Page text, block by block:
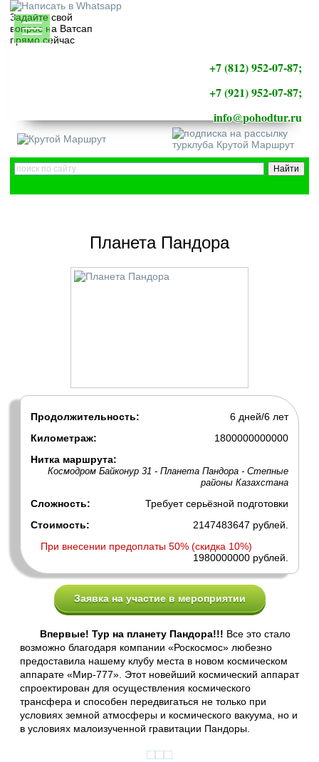
Задайте свой
вопрос на Ватсап
прямо сейчас
+7 (812) 952-07-87;
+7 (921) 952-07-87;
info@pohodtur.ru
Планета Пандора
Продолжительность:
6 дней/6 лет
Километраж:
1800000000000
Нитка маршрута:
Космодром Байконур 31 - Планета Пандора - Степные
районы Казахстана
Сложность:
Требует серьёзной подготовки
Стоимость:
2147483647 рублей.
При внесении предоплаты 50% (скидка 10%)
1980000000 рублей.
Заявка на участие в мероприятии
Впервые! Тур на планету Пандора!!! Все это стало
возможно благодаря компании «Роскосмос» любезно
предоставила нашему клубу места в новом космическом
аппарате «Мир-777». Этот новейший космический аппарат
спроектирован для осуществления космического
трансфера и способен передвигаться не только при
условиях земной атмосферы и космического вакуума, но и
в условиях малоизученной гравитации Пандоры.